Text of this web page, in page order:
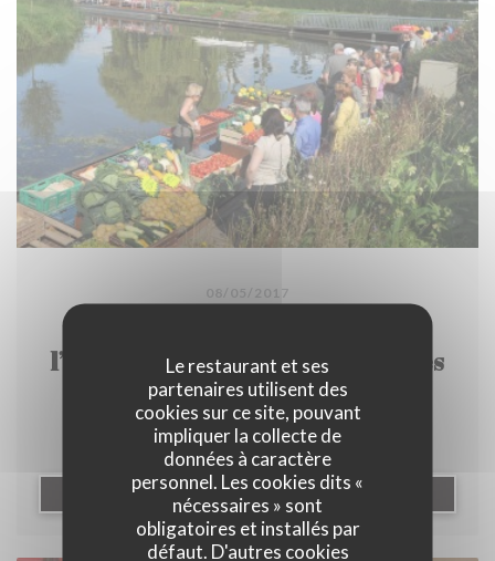
Le restaurant et ses
partenaires utilisent des
cookies sur ce site, pouvant
impliquer la collecte de
données à caractère
personnel. Les cookies dits «
nécessaires » sont
obligatoires et installés par
défaut. D'autres cookies
08/05/2017
l’année a tenté de passer entre les
gouttes
LIRE L'ARTICLE((OUVRE UNE NOUVELLE